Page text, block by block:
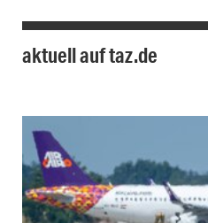
aktuell auf taz.de